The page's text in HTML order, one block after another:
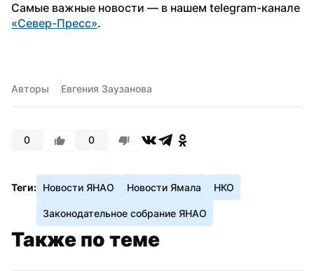
«Север-Пресс».
Авторы Евгения Заузанова
0 0
Теги: Новости ЯНАО Новости Ямала НКО
Законодательное собрание ЯНАО
Также по теме